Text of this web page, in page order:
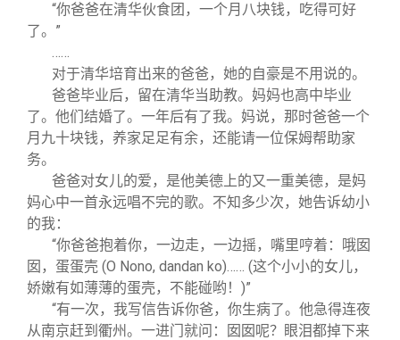
“你爸爸在清华伙食团，一个月八块钱，吃得可好
了。”
……
对于清华培育出来的爸爸，她的自豪是不用说的。
爸爸毕业后，留在清华当助教。妈妈也高中毕业
了。他们结婚了。一年后有了我。妈说，那时爸爸一个
月九十块钱，养家足足有余，还能请一位保姆帮助家
务。
爸爸对女儿的爱，是他美德上的又一重美德，是妈
妈心中一首永远唱不完的歌。不知多少次，她告诉幼小
的我：
“你爸爸抱着你，一边走，一边摇，嘴里哼着：哦囡
囡，蛋蛋壳 (O Nono, dandan ko)…… (这个小小的女儿，
娇嫩有如薄薄的蛋壳，不能碰哟！)”
“有一次，我写信告诉你爸，你生病了。他急得连夜
从南京赶到衢州。一进门就问：囡囡呢？眼泪都掉下来